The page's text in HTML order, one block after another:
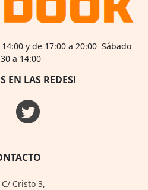
y de 17:00 a 20:00 Sábado
a 14:00
EN LAS REDES!
C/ Cristo 3,